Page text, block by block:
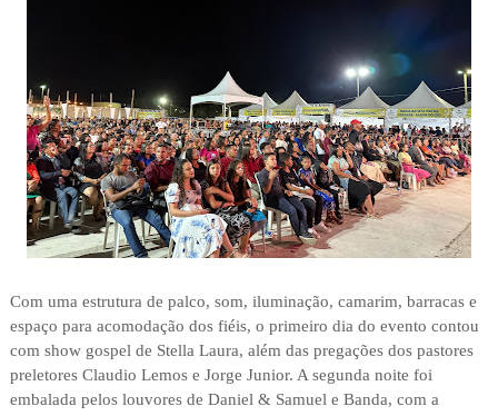
Com uma estrutura de palco, som, iluminação, camarim, barracas e
espaço para acomodação dos fiéis, o primeiro dia do evento contou
com show gospel de Stella Laura, além das pregações dos pastores
preletores Claudio Lemos e Jorge Junior. A segunda noite foi
embalada pelos louvores de Daniel & Samuel e Banda, com a